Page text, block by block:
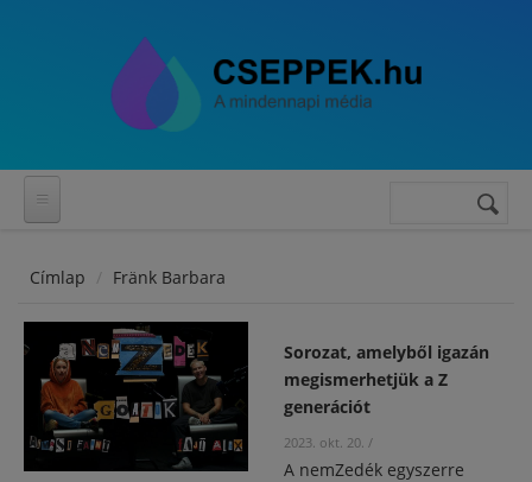
Keresés
Címlap Fränk Barbara
Sorozat, amelyből igazán
megismerhetjük a Z
generációt
2023. okt. 20. /
A nemZedék egyszerre